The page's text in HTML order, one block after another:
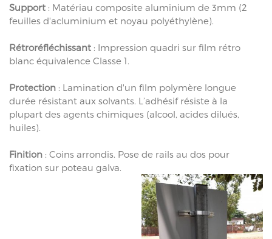
Support : Matériau composite aluminium de 3mm (2
feuilles d'acluminium et noyau polyéthylène).
Rétroréfléchissant : Impression quadri sur film rétro
blanc équivalence Classe 1.
Protection : Lamination d'un film polymère longue
durée résistant aux solvants. L’adhésif résiste à la
plupart des agents chimiques (alcool, acides dilués,
huiles).
Finition : Coins arrondis. Pose de rails au dos pour
fixation sur poteau galva.